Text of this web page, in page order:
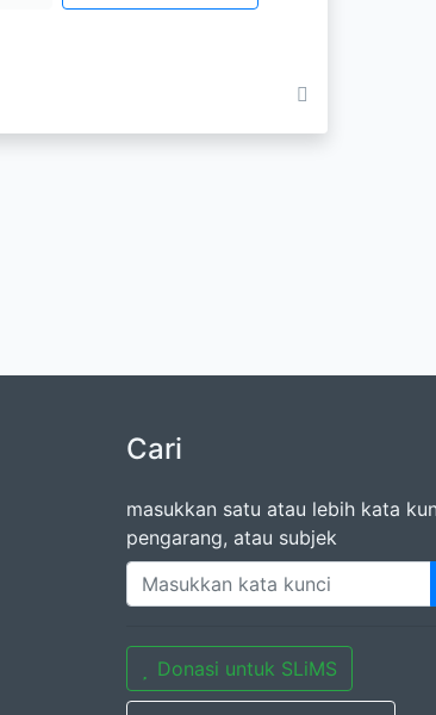
Jika
Cari
masukkan satu atau lebih kata
pengarang, atau subjek
Donasi untuk SLiMS